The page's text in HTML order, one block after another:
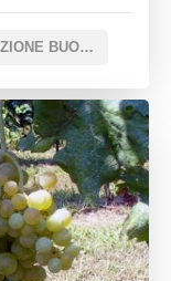
ESPOSIZIONE BUONA